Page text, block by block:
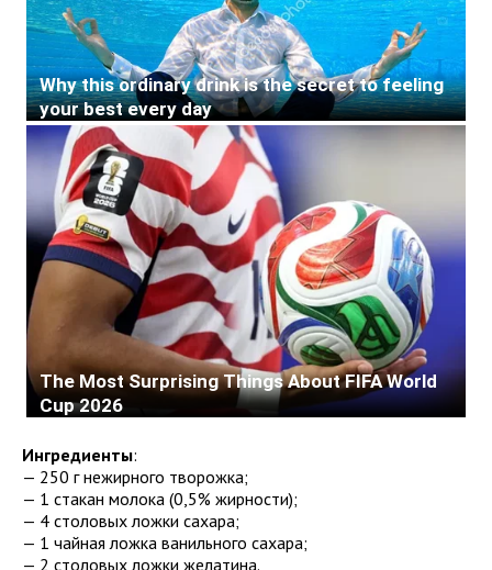
Ингредиенты:
— 250 г нежирного творожка;
— 1 стакан молока (0,5% жирности);
— 4 столовых ложки сахара;
— 1 чайная ложка ванильного сахара;
— 2 столовых ложки желатина.